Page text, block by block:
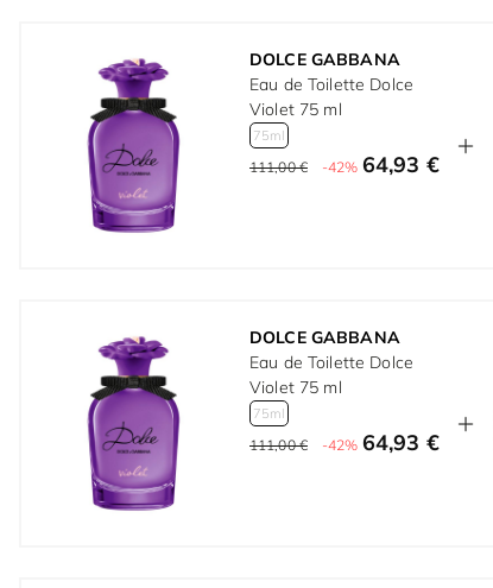
DOLCE GABBANA
Eau de Toilette Dolce
Violet 75 ml
75ml
111,00 € -42% 64,93 €
DOLCE GABBANA
Eau de Toilette Dolce
Violet 75 ml
75ml
111,00 € -42% 64,93 €